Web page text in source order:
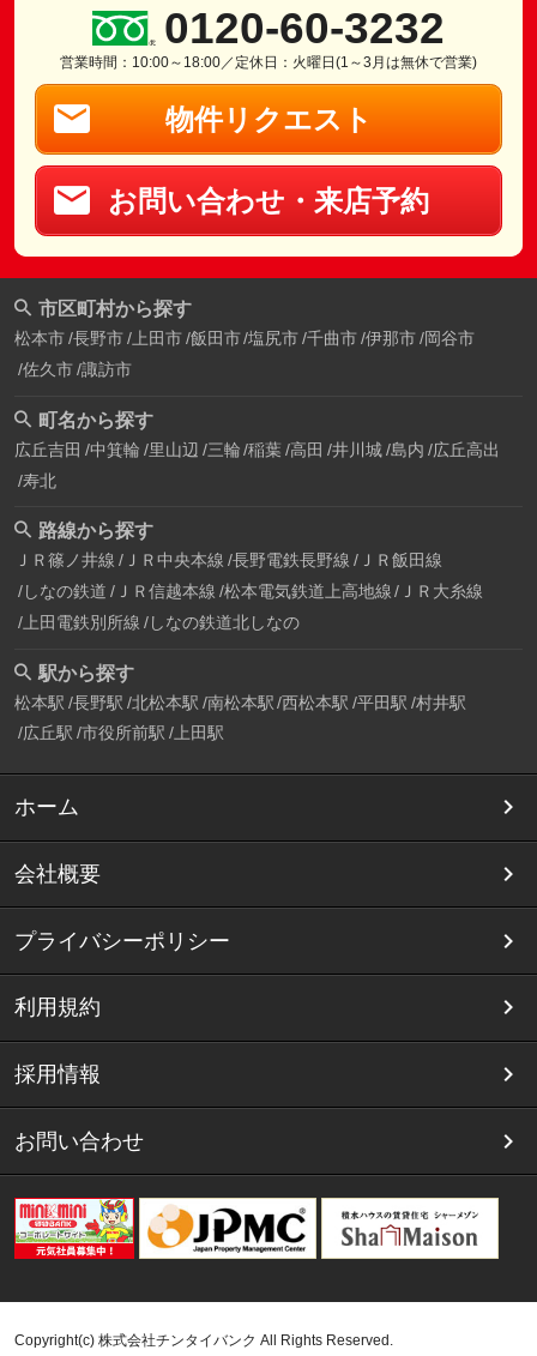
0120-60-3232
営業時間：10:00～18:00／定休日：火曜日(1～3月は無休で営業)
物件リクエスト
お問い合わせ・来店予約
市区町村から探す
松本市 長野市 上田市 飯田市 塩尻市 千曲市 伊那市 岡谷市
佐久市 諏訪市
町名から探す
広丘吉田 中箕輪 里山辺 三輪 稲葉 高田 井川城 島内 広丘高出
寿北
路線から探す
ＪＲ篠ノ井線 ＪＲ中央本線 長野電鉄長野線 ＪＲ飯田線
しなの鉄道 ＪＲ信越本線 松本電気鉄道上高地線
ＪＲ大糸線
上田電鉄別所線 しなの鉄道北しなの
駅から探す
松本駅 長野駅 北松本駅 南松本駅 西松本駅 平田駅 村井駅
広丘駅 市役所前駅 上田駅
ホーム
会社概要
プライバシーポリシー
利用規約
採用情報
お問い合わせ
Copyright(c) 株式会社チンタイバンク All Rights Reserved.